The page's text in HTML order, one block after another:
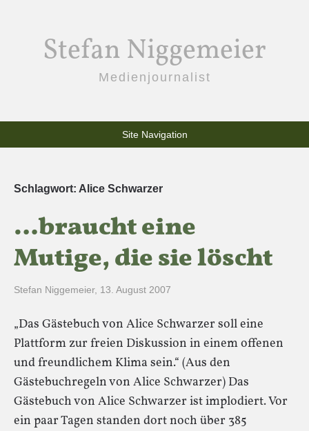
Stefan Niggemeier
Medienjournalist
Site Navigation
Schlagwort: Alice Schwarzer
…braucht eine
Mutige, die sie löscht
Stefan Niggemeier, 13. August 2007
„Das Gästebuch von Alice Schwarzer soll eine
Plattform zur freien Diskussion in einem offenen
und freundlichem Klima sein.“ (Aus den
Gästebuchregeln von Alice Schwarzer) Das
Gästebuch von Alice Schwarzer ist implodiert. Vor
ein paar Tagen standen dort noch über 385